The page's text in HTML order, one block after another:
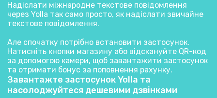
Завантажте застосунок Yolla та
насолоджуйтеся дешевими дзвінками
Надіслати міжнародне текстове повідомлення
через Yolla так само просто, як надіслати звичайне
текстове повідомлення.
Але спочатку потрібно встановити застосунок.
Натисніть кнопки магазину або відскануйте QR-код
за допомогою камери, щоб завантажити застосунок
та отримати бонус за поповнення рахунку.